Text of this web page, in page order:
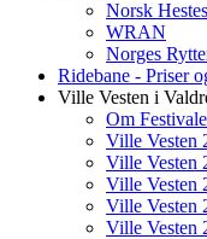
Norsk
WRAN
Norges
Ridebane - Priser
Ville Vesten i
Om
Ville Vesten
Ville Vesten
Ville Vesten
Ville Vesten
Ville Vesten